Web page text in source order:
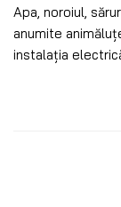
Apa, noroiul,
anumite
instalația